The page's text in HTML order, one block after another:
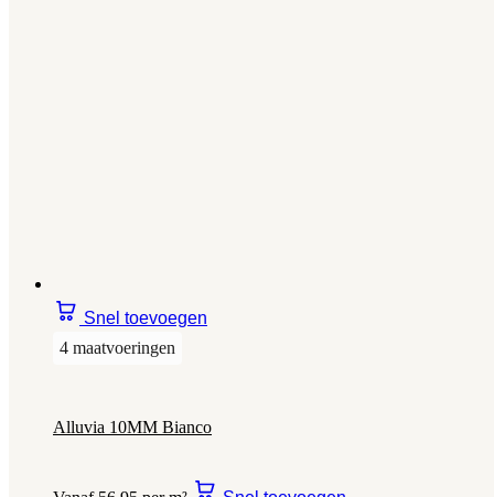
Snel toevoegen
4 maatvoeringen
Alluvia 10MM Bianco